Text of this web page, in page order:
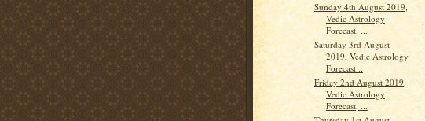
Sunday 4th August 2019,
Vedic Astrology
Forecast, ...
Saturday 3rd August
2019, Vedic Astrology
Forecast...
Friday 2nd August 2019,
Vedic Astrology
Forecast, ...